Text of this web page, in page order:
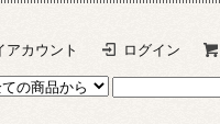
アカウント ログイン